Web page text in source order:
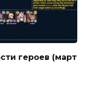
героев (март